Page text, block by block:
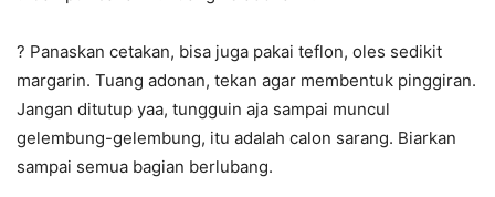
? Panaskan cetakan, bisa juga pakai teflon, oles sedikit
margarin. Tuang adonan, tekan agar membentuk pinggiran.
Jangan ditutup yaa, tungguin aja sampai muncul
gelembung-gelembung, itu adalah calon sarang. Biarkan
sampai semua bagian berlubang.